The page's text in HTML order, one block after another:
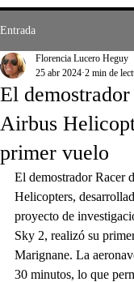
Entrada
El
Airbus
primer vuelo
Florencia Lucero Heguy
25 abr 2024 2 min de
El demostrador Racer
Helicopters,
proyecto de
Sky 2, realizó su
Marignane. La
30 minutos, lo que